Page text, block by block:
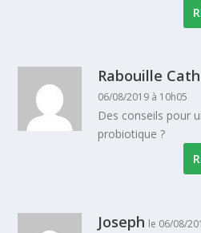
Rabouille
06/08/2019 à 10h05
Des conseils pour
probiotique ?
Joseph le 06/08/